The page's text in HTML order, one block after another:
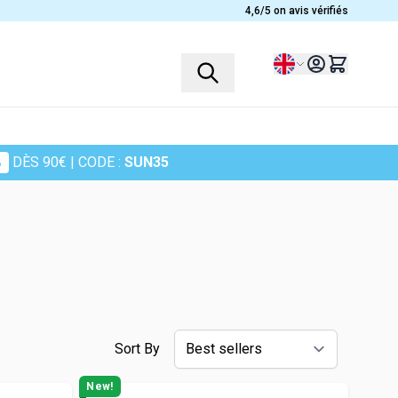
4,6/5 on avis vérifiés
Language
Maidenhair Fern
Harpagophytum
DÈS 90€ | CODE : SUN35
Sort By
New!